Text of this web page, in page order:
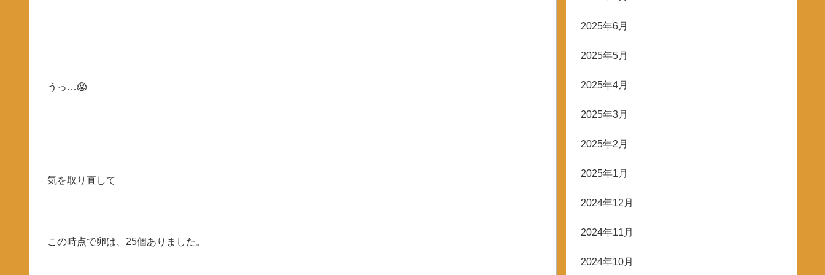
うっ…😱
気を取り直して
この時点で卵は、25個ありました。
2025年6月
2025年5月
2025年4月
2025年3月
2025年2月
2025年1月
2024年12月
2024年11月
2024年10月